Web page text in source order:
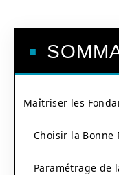
Maîtriser les
Choisir la Bonne
Paramétrage de